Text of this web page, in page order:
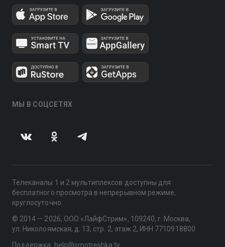
МЫ В СОЦСЕТЯХ
Телеканалы 1 и 2 мультиплексов доступны для
бесплатного просмотра в непрерывном режиме,
круглосуточно.
© 2014 — 2026, ООО «ЛайфСтрим», 109240, г. Москва,
ул. Николоямская, д. 13, стр. 2, этаж 2, ИНН 7710918800
Поддержка: help@smotreshka.tv